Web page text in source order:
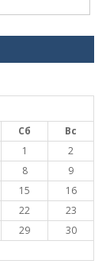
Сб
Вс
1
2
8
9
15
16
22
23
29
30